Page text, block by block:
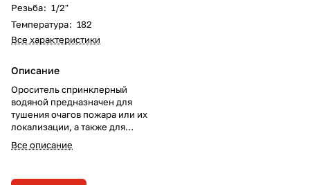
Резьба: 1/2"
Температура: 182
Все характеристики
Описание
Ороситель спринклерный
водяной предназначен для
тушения очагов пожара или их
локализации, а также для
создания водяных завес в
автоматических установках
Все описание